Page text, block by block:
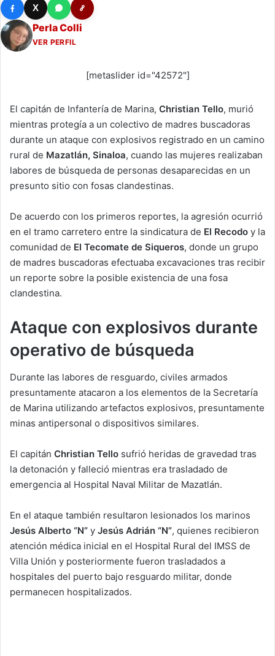
X
Perla Colli
VER PERFIL
[metaslider id="42572"]
El capitán de Infantería de Marina, Christian Tello, murió
mientras protegía a un colectivo de madres buscadoras
durante un ataque con explosivos registrado en un camino
rural de Mazatlán, Sinaloa, cuando las mujeres realizaban
labores de búsqueda de personas desaparecidas en un
presunto sitio con fosas clandestinas.
De acuerdo con los primeros reportes, la agresión ocurrió
en el tramo carretero entre la sindicatura de El Recodo y la
comunidad de El Tecomate de Siqueros, donde un grupo
de madres buscadoras efectuaba excavaciones tras recibir
un reporte sobre la posible existencia de una fosa
clandestina.
Ataque con explosivos durante
operativo de búsqueda
Durante las labores de resguardo, civiles armados
presuntamente atacaron a los elementos de la Secretaría
de Marina utilizando artefactos explosivos, presuntamente
minas antipersonal o dispositivos similares.
El capitán Christian Tello sufrió heridas de gravedad tras
la detonación y falleció mientras era trasladado de
emergencia al Hospital Naval Militar de Mazatlán.
En el ataque también resultaron lesionados los marinos
Jesús Alberto “N” y Jesús Adrián “N”, quienes recibieron
atención médica inicial en el Hospital Rural del IMSS de
Villa Unión y posteriormente fueron trasladados a
hospitales del puerto bajo resguardo militar, donde
permanecen hospitalizados.